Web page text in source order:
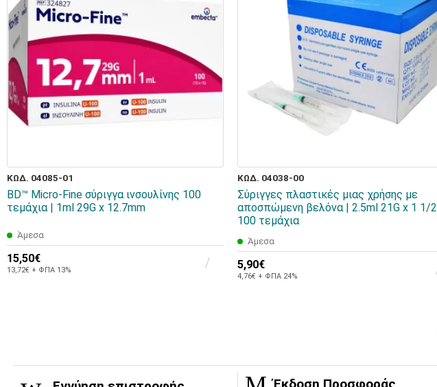
ΚΩΔ. 04085-01
BD™ Micro-Fine σύριγγα ινσουλίνης 100
τεμάχια | 1ml 29G x 12.7mm
Άμεσα
15,50€
13,72€ + ΦΠΑ 13%
ΚΩΔ. 04038-00
Σύριγγες πλαστικές μιας χρήσης με
αποσπώμενη βελόνα | 2.5ml 21G x 1 1/2
100 τεμάχια
Άμεσα
5,90€
4,76€ + ΦΠΑ 24%